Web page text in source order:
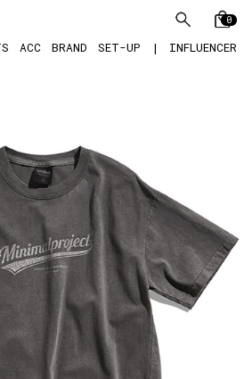
0
ACC BRAND SET-UP | INFLUENCER